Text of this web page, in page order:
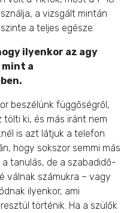
a vizsgált mintán
a teljes egésze.
ilyenkor az agy
a
beszélünk függőségről,
ki, és más iránt nem
is azt látjuk a telefon
hogy sokszor semmi más
tanulás, de a szabadidő-
válnak számukra – vagy
ilyenkor, ami
történik. Ha a szülők